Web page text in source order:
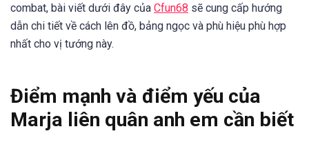
combat, bài viết dưới đây của Cfun68 sẽ cung cấp hướng
dẫn chi tiết về cách lên đồ, bảng ngọc và phù hiệu phù hợp
nhất cho vị tướng này.
Điểm mạnh và điểm yếu của
Marja liên quân anh em cần biết